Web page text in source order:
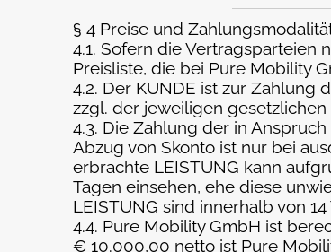
§ 4 Preise und
4.1. Sofern die Vertragsparteien
Preisliste, die bei Pure Mobility
4.2. Der KUNDE ist zur Zahlung
zzgl. der jeweiligen
4.3. Die Zahlung der in
Abzug von Skonto ist nur bei
erbrachte LEISTUNG kann
Tagen einsehen, ehe diese
LEISTUNG sind innerhalb von
4.4. Pure Mobility GmbH ist
€ 10.000,00 netto ist Pure